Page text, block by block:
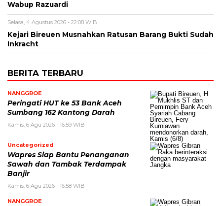
Wabup Razuardi
Selasa, 4 Agustus 2026 - 22:08 WIB
Kejari Bireuen Musnahkan Ratusan Barang Bukti Sudah
Inkracht
BERITA TERBARU
NANGGROE
Peringati HUT ke 53 Bank Aceh
Sumbang 162 Kantong Darah
Kamis, 6 Agu 2026 - 16:59 WIB
Uncategorized
Wapres Siap Bantu Penanganan
Sawah dan Tambak Terdampak
Banjir
Kamis, 6 Agu 2026 - 16:58 WIB
NANGGROE